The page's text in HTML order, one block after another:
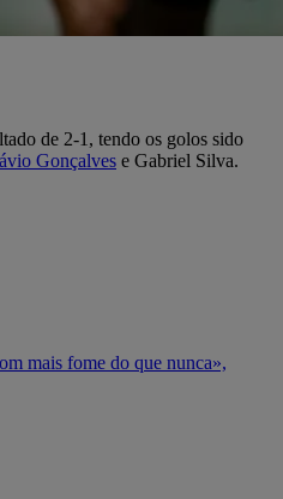
de 2-1, tendo os golos sido
Gonçalves e Gabriel Silva.
mais fome do que nunca»,